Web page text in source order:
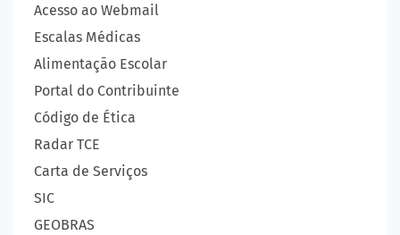
Acesso ao Webmail
Escalas Médicas
Alimentação Escolar
Portal do Contribuinte
Código de Ética
Radar TCE
Carta de Serviços
SIC
GEOBRAS